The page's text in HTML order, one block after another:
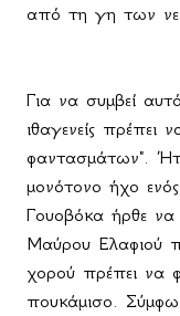
από τη γη των
Για να συμβεί
ιθαγενείς
φαντασμάτων".
μονότονο ήχο
Γουοβόκα ήρθε
Μαύρου Ελαφιού
χορού πρέπει να
πουκάμισο.